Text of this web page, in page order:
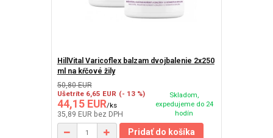
HillVital Varicoflex balzam dvojbalenie 2x250
ml na kŕčové žily
50,80 EUR
Ušetríte 6,65 EUR (- 13 %)
44,15 EUR/ks
35,89 EUR bez DPH
Skladom,
expedujeme do 24
hodín
Pridať do košíka